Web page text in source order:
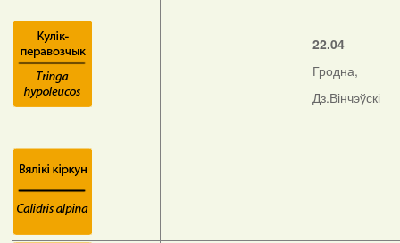
22.04
Гродна,
Дз.Вінчэўскі